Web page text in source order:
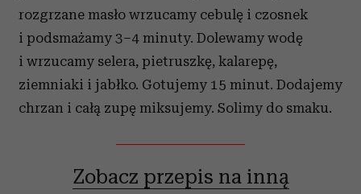
rozgrzane masło wrzucamy cebulę i czosnek
i podsmażamy 3–4 minuty. Dolewamy wodę
i wrzucamy selera, pietruszkę, kalarepę,
ziemniaki i jabłko. Gotujemy 15 minut. Dodajemy
chrzan i całą zupę miksujemy. Solimy do smaku.
Zobacz przepis na inną